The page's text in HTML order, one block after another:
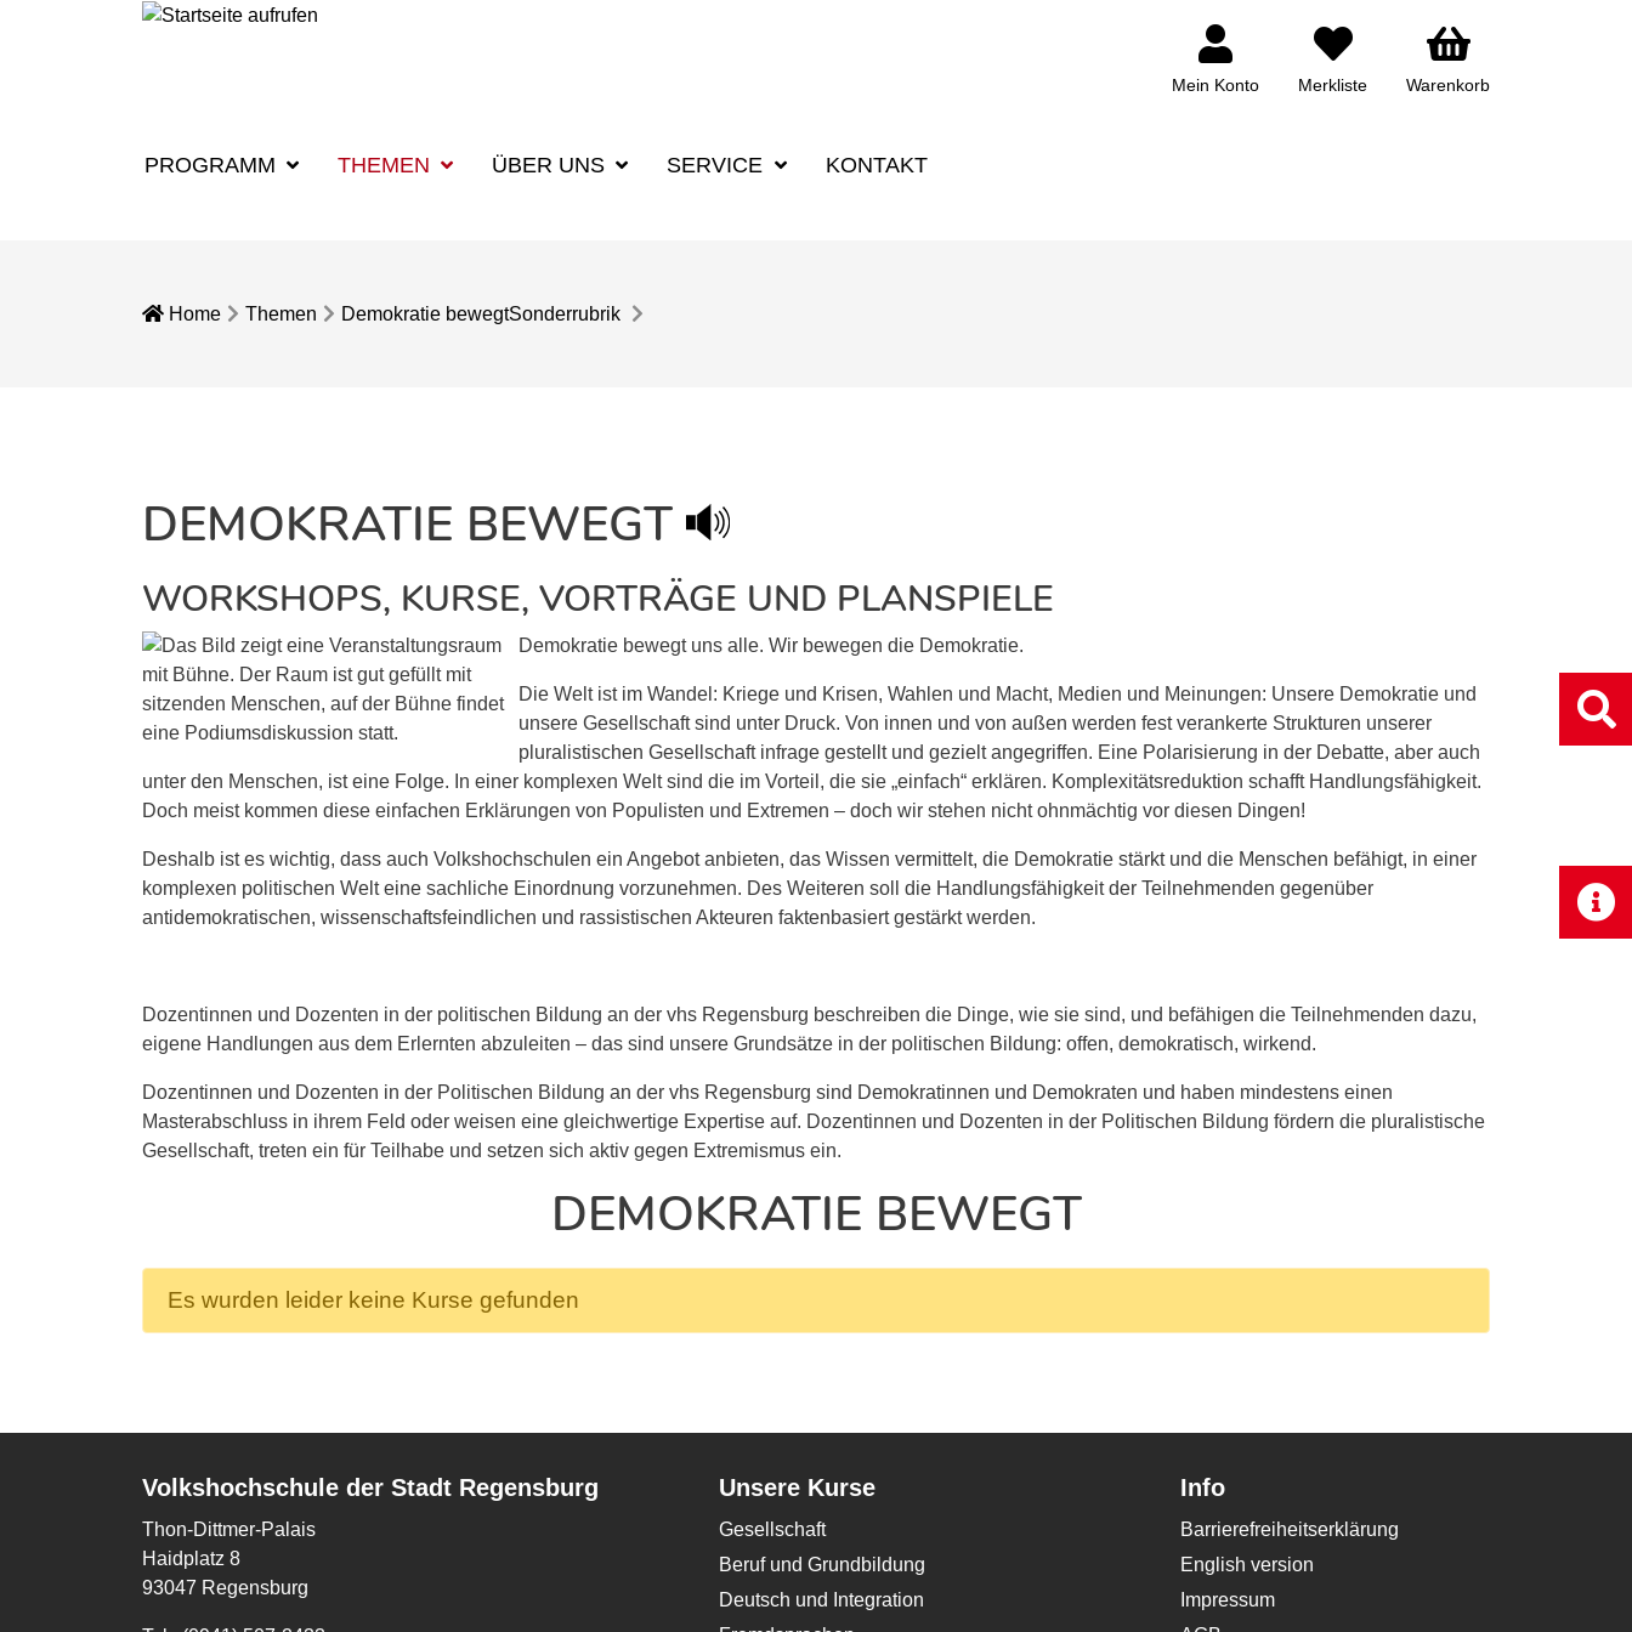
Mein Konto Merkliste Warenkorb
PROGRAMM THEMEN ÜBER UNS SERVICE KONTAKT
Home Themen Demokratie bewegtSonderrubrik
DEMOKRATIE BEWEGT
WORKSHOPS, KURSE, VORTRÄGE UND PLANSPIELE
Demokratie bewegt uns alle. Wir bewegen die Demokratie.
Die Welt ist im Wandel: Kriege und Krisen, Wahlen und Macht, Medien und Meinungen: Unsere Demokratie und
unsere Gesellschaft sind unter Druck. Von innen und von außen werden fest verankerte Strukturen unserer
pluralistischen Gesellschaft infrage gestellt und gezielt angegriffen. Eine Polarisierung in der Debatte, aber auch
unter den Menschen, ist eine Folge. In einer komplexen Welt sind die im Vorteil, die sie „einfach“ erklären. Komplexitätsreduktion schafft Handlungsfähigkeit.
Doch meist kommen diese einfachen Erklärungen von Populisten und Extremen – doch wir stehen nicht ohnmächtig vor diesen Dingen!
Deshalb ist es wichtig, dass auch Volkshochschulen ein Angebot anbieten, das Wissen vermittelt, die Demokratie stärkt und die Menschen befähigt, in einer
komplexen politischen Welt eine sachliche Einordnung vorzunehmen. Des Weiteren soll die Handlungsfähigkeit der Teilnehmenden gegenüber
antidemokratischen, wissenschaftsfeindlichen und rassistischen Akteuren faktenbasiert gestärkt werden.
Dozentinnen und Dozenten in der politischen Bildung an der vhs Regensburg beschreiben die Dinge, wie sie sind, und befähigen die Teilnehmenden dazu,
eigene Handlungen aus dem Erlernten abzuleiten – das sind unsere Grundsätze in der politischen Bildung: offen, demokratisch, wirkend.
Dozentinnen und Dozenten in der Politischen Bildung an der vhs Regensburg sind Demokratinnen und Demokraten und haben mindestens einen
Masterabschluss in ihrem Feld oder weisen eine gleichwertige Expertise auf. Dozentinnen und Dozenten in der Politischen Bildung fördern die pluralistische
Gesellschaft, treten ein für Teilhabe und setzen sich aktiv gegen Extremismus ein.
DEMOKRATIE BEWEGT
Es wurden leider keine Kurse gefunden
Volkshochschule der Stadt Regensburg
Thon-Dittmer-Palais
Haidplatz 8
93047 Regensburg
Unsere Kurse
Gesellschaft
Beruf und Grundbildung
Deutsch und Integration
Info
Barrierefreiheitserklärung
English version
Impressum